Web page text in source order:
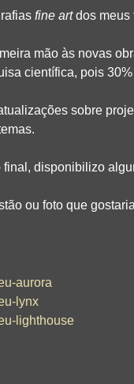
fine artdos meus
mão às novas
científica, pois
sobre
disponibilizo
ou foto que